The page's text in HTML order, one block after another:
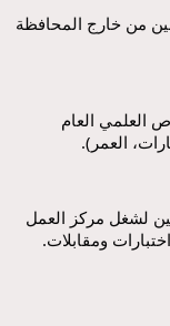
العمر).
ومقابلات.